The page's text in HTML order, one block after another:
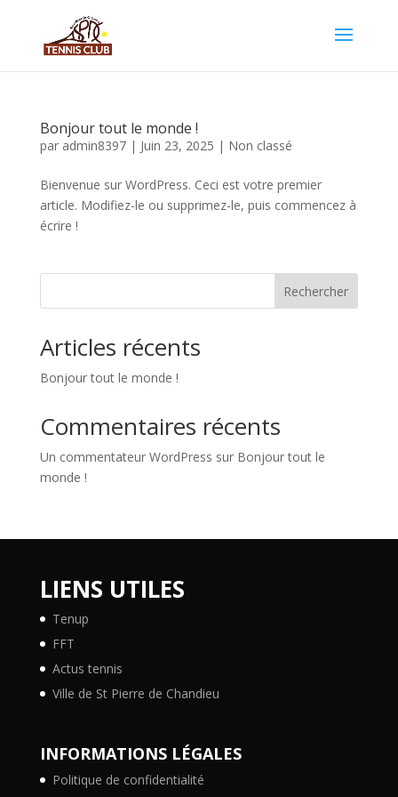
Bonjour tout le monde !
par admin8397| Juin 23, 2025 | Non classé
Bienvenue sur WordPress. Ceci est votre premier
article. Modifiez-le ou supprimez-le, puis commencez à
écrire !
Rechercher
Articles récents
Bonjour tout le monde !
Commentaires récents
Un commentateur WordPress sur Bonjour tout le
monde !
LIENS UTILES
Tenup
FFT
Actus tennis
Ville de St Pierre de Chandieu
INFORMATIONS LÉGALES
Politique de confidentialité